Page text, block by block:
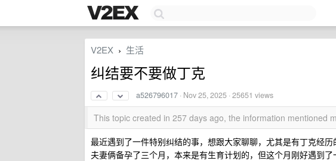
V2EX › 生活
纠结要不要做丁克
a526796017 · Nov 25, 2025 · 25651 views
This topic created in 257 days ago, the information mentioned
最近遇到了一件特别纠结的事，想跟大家聊聊，尤其是有丁克经
夫妻俩备孕了三个月，本来是有生育计划的，但这个月刚好遇到